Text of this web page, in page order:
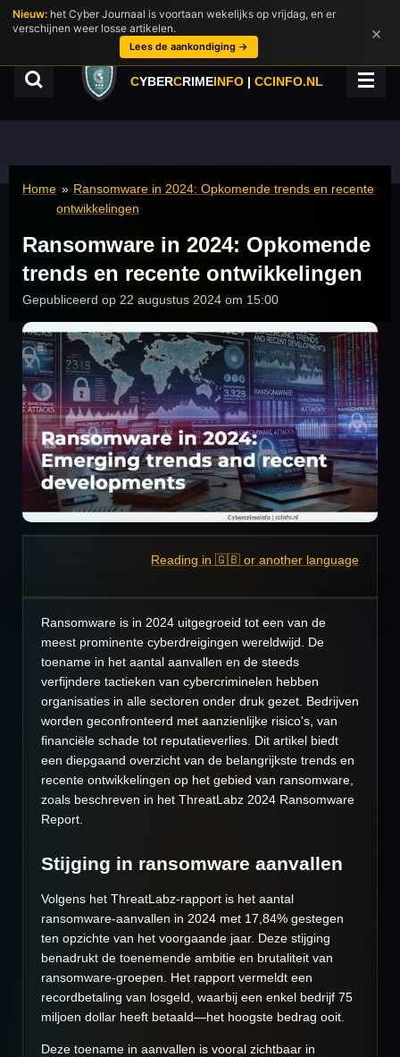
Ga
direct
hoofdinhoud
CYBERCRIMEINFO | CCINFO.NL
Home » Ransomware in 2024: Opkomende trends en recente
ontwikkelingen
Ransomware in 2024: Opkomende
trends en recente ontwikkelingen
Gepubliceerd op 22 augustus 2024 om 15:00
Reading in 🇬🇧 or another language
Ransomware is in 2024 uitgegroeid tot een van de
meest prominente cyberdreigingen wereldwijd. De
toename in het aantal aanvallen en de steeds
verfijndere tactieken van cybercriminelen hebben
organisaties in alle sectoren onder druk gezet. Bedrijven
worden geconfronteerd met aanzienlijke risico's, van
financiële schade tot reputatieverlies. Dit artikel biedt
een diepgaand overzicht van de belangrijkste trends en
recente ontwikkelingen op het gebied van ransomware,
zoals beschreven in het ThreatLabz 2024 Ransomware
Report.
Stijging in ransomware aanvallen
Volgens het ThreatLabz-rapport is het aantal
ransomware-aanvallen in 2024 met 17,84% gestegen
ten opzichte van het voorgaande jaar. Deze stijging
benadrukt de toenemende ambitie en brutaliteit van
ransomware-groepen. Het rapport vermeldt een
recordbetaling van losgeld, waarbij een enkel bedrijf 75
miljoen dollar heeft betaald—het hoogste bedrag ooit.
Deze toename in aanvallen is vooral zichtbaar in
Nieuw: het Cyber Journaal is voortaan wekelijks op vrijdag, en er
verschijnen weer losse artikelen.
Lees de aankondiging →
×